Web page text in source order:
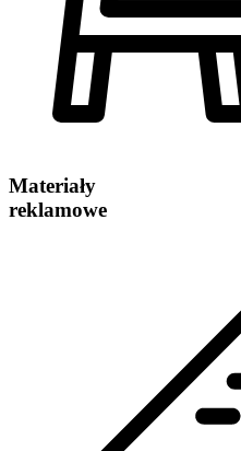
Materiały
reklamowe